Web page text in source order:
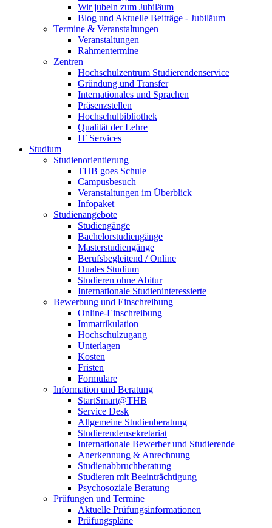
Wir jubeln zum Jubiläum
Blog und Aktuelle Beiträge - Jubiläum
Termine & Veranstaltungen
Veranstaltungen
Rahmentermine
Zentren
Hochschulzentrum Studierendenservice
Gründung und Transfer
Internationales und Sprachen
Präsenzstellen
Hochschulbibliothek
Qualität der Lehre
IT Services
Studium
Studienorientierung
THB goes Schule
Campusbesuch
Veranstaltungen im Überblick
Infopaket
Studienangebote
Studiengänge
Bachelorstudiengänge
Masterstudiengänge
Berufsbegleitend / Online
Duales Studium
Studieren ohne Abitur
Internationale Studieninteressierte
Bewerbung und Einschreibung
Online-Einschreibung
Immatrikulation
Hochschulzugang
Unterlagen
Kosten
Fristen
Formulare
Information und Beratung
StartSmart@THB
Service Desk
Allgemeine Studienberatung
Studierendensekretariat
Internationale Bewerber und Studierende
Anerkennung & Anrechnung
Studienabbruchberatung
Studieren mit Beeinträchtigung
Psychosoziale Beratung
Prüfungen und Termine
Aktuelle Prüfungsinformationen
Prüfungspläne